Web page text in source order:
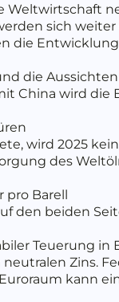
Weltwirtschaft
sich weiter
die
China wird die
wird 2025
des
pro Barell
den beiden
Teuerung in
Zins.
kann